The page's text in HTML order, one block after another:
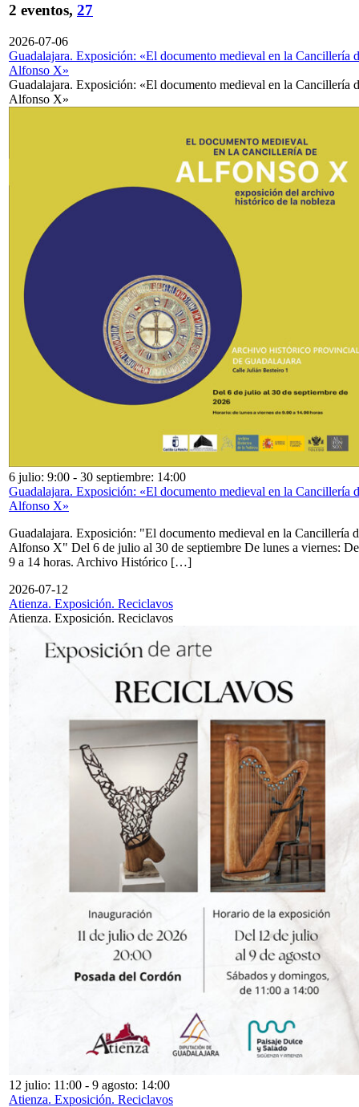
2 eventos, 27
2026-07-06
Guadalajara. Exposición: «El documento medieval en la Cancillería
Alfonso X»
Guadalajara. Exposición: «El documento medieval en la Cancillería
Alfonso X»
6 julio: 9:00 - 30 septiembre: 14:00
Guadalajara. Exposición: «El documento medieval en la Cancillería
Alfonso X»
Guadalajara. Exposición: "El documento medieval en la Cancillería
Alfonso X" Del 6 de julio al 30 de septiembre De lunes a viernes: De
9 a 14 horas. Archivo Histórico […]
2026-07-12
Atienza. Exposición. Reciclavos
Atienza. Exposición. Reciclavos
12 julio: 11:00 - 9 agosto: 14:00
Atienza. Exposición. Reciclavos